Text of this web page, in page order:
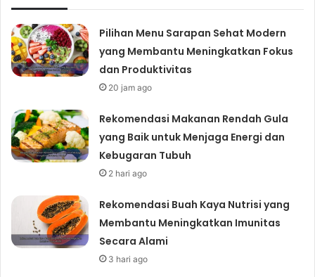
Pilihan Menu Sarapan Sehat Modern
yang Membantu Meningkatkan Fokus
dan Produktivitas
20 jam ago
Rekomendasi Makanan Rendah Gula
yang Baik untuk Menjaga Energi dan
Kebugaran Tubuh
2 hari ago
Rekomendasi Buah Kaya Nutrisi yang
Membantu Meningkatkan Imunitas
Secara Alami
3 hari ago